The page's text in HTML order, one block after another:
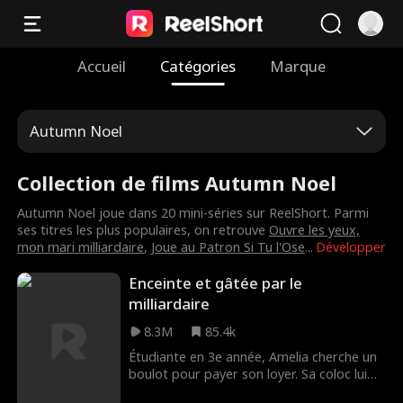
Accueil Catégories Marque
Autumn Noel
Collection de films Autumn Noel
Développer
Autumn Noel joue dans 20 mini-séries sur ReelShort. Parmi
ses titres les plus populaires, on retrouveOuvre les yeux,
mon mari milliardaire, Joue au Patron Si Tu l'Ose...
Enceinte et gâtée par le
milliardaire
8.3M
85.4k
Étudiante en 3e année, Amelia cherche un
boulot pour payer son loyer. Sa coloc lui